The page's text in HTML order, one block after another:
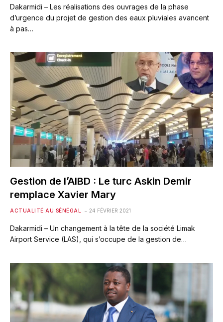
Dakarmidi – Les réalisations des ouvrages de la phase
d’urgence du projet de gestion des eaux pluviales avancent
à pas…
Gestion de l’AIBD : Le turc Askin Demir
remplace Xavier Mary
ACTUALITÉ AU SÉNÉGAL 24 FÉVRIER 2021
Dakarmidi – Un changement à la tête de la société Limak
Airport Service (LAS), qui s’occupe de la gestion de…